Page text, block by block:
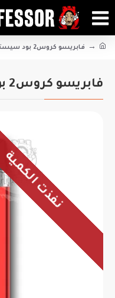
فابريسو كروس2 بود سيستم احمر
فابريسو كروس2 بود سيستم احمر
نفذت الكمية